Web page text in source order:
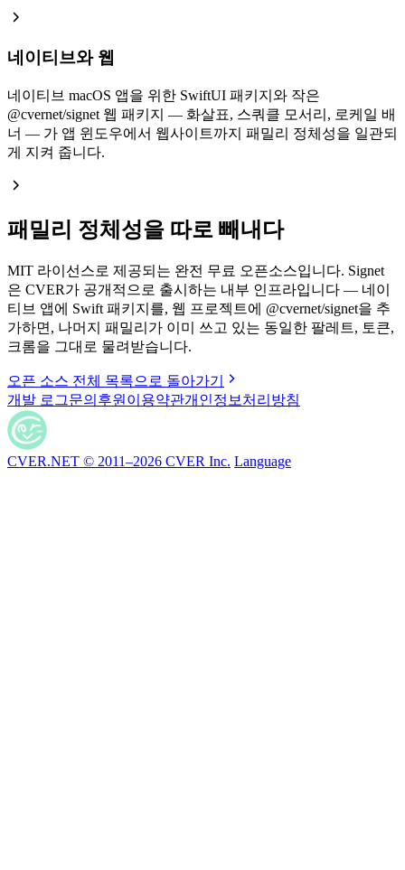
네이티브와 웹
네이티브 macOS 앱을 위한 SwiftUI 패키지와 작은
@cvernet/signet 웹 패키지 — 화살표, 스쿼클 모서리, 로케일 배
너 — 가 앱 윈도우에서 웹사이트까지 패밀리 정체성을 일관되
게 지켜 줍니다.
패밀리 정체성을 따로 빼내다
MIT 라이선스로 제공되는 완전 무료 오픈소스입니다. Signet
은 CVER가 공개적으로 출시하는 내부 인프라입니다 — 네이
티브 앱에 Swift 패키지를, 웹 프로젝트에 @cvernet/signet을 추
가하면, 나머지 패밀리가 이미 쓰고 있는 동일한 팔레트, 토큰,
크롬을 그대로 물려받습니다.
오픈 소스 전체 목록으로 돌아가기
개발 로그문의 후원 이용약관개인정보처리방침
CVER.NET © 2011–2026 CVER Inc. Language